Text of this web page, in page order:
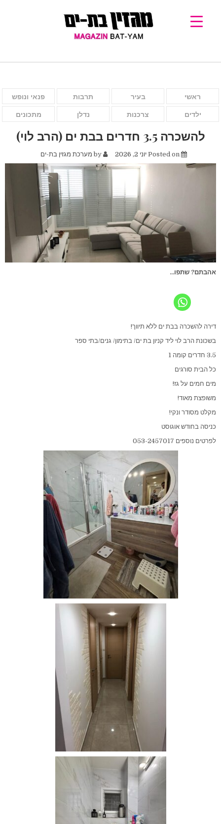
ראשי בעיר תרבות פנאי ונופש
ילדים צרכנות נדלן מתכונים
להשכרה 3.5 חדרים בבת ים (הרב לוי)
Posted on יוני 2, 2026 by מערכת מגזין בת-ים
אהבתם? שתפו...
דירה להשכרה בבת ים ללא תיווך!
בשכונת הרב לוי ליד קניון בת ים/ בתימון/ גנים/בתי ספר
3.5 חדרים קומה 1
כל הבית סורגים
מים חמים על גז!
משופצת מאוד!
מקלט מסודר ונקי!
כניסה בחודש אוגוסט
לפרטים נוספים 053-2457017